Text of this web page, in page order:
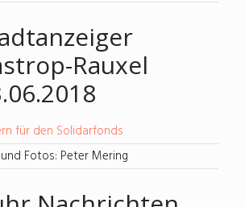
Rauxel
für den Solidarfonds
Fotos: Peter Mering